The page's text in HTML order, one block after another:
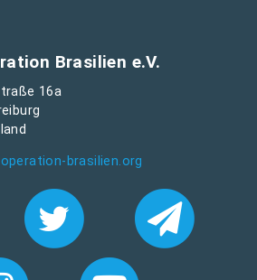
Brasilien e.V.
16a
brasilien.org